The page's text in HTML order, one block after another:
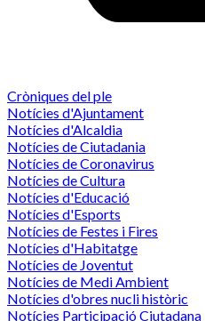
Cròniques del ple
Notícies d'Ajuntament
Notícies d'Alcaldia
Notícies de Ciutadania
Notícies de Coronavirus
Notícies de Cultura
Notícies d'Educació
Notícies d'Esports
Notícies de Festes i Fires
Notícies d'Habitatge
Notícies de Joventut
Notícies de Medi Ambient
Notícies d'obres nucli històric
Notícies Participació Ciutadana